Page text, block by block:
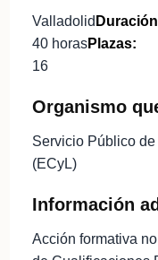
Valladolid
40 horasPlazas:
16
Organismo
Servicio Público
(ECyL)
Información
Acción formativa